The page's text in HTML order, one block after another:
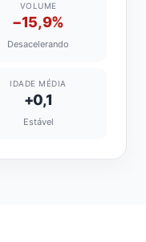
VOLUME
−15,9%
Desacelerando
IDADE MÉDIA
+0,1
Estável